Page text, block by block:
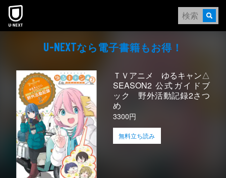
本文へスキップ
U-NEXTなら電⼦書籍もお得！
ＴＶアニメ ゆるキャン△
SEASON2 公式ガイドブ
ック 野外活動記録2さつ
め
3300円
無料立ち読み